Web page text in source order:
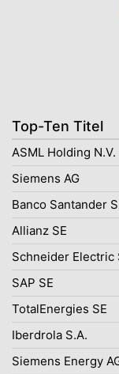
Top-Ten Titel
ASML Holding N.V.
Siemens AG
Banco Santander
Allianz SE
Schneider Electric
SAP SE
TotalEnergies SE
Iberdrola S.A.
Siemens Energy